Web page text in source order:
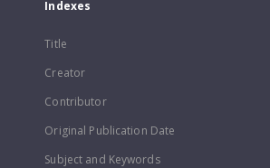
Indexes
Title
Creator
Contributor
Original Publication Date
Subject and Keywords